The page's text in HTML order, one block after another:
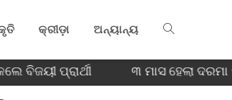
କ୍ରୀଡ଼ା ଅନ୍ୟାନ୍ୟ
ପ୍ରାର୍ଥୀ ୩ ମାସ ହେଲା